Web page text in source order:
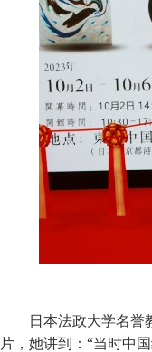
日本法政大学名誉
片，她讲到：“当时中